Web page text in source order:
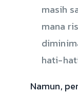
masih
mana
hati-
Namun,